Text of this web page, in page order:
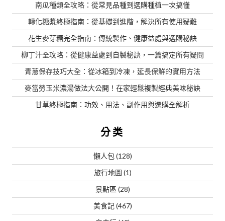
南瓜種類全攻略：從常見品種到選購種植一次搞懂
轉化糖漿終極指南：從基礎到進階，解決所有使用疑難
花生麥芽糖完全指南：傳統製作、健康益處與選購秘訣
柳丁汁全攻略：從健康益處到自製秘訣，一篇搞定所有疑問
青蔥保存技巧大全：從冰箱到冷凍，延長保鮮的實用方法
麥當勞玉米濃湯做法大公開！在家輕鬆複製經典美味秘訣
甘草終極指南：功效、用法、副作用與選購全解析
分类
懶人包 (128)
旅行地圖 (1)
景點區 (28)
美食記(467)